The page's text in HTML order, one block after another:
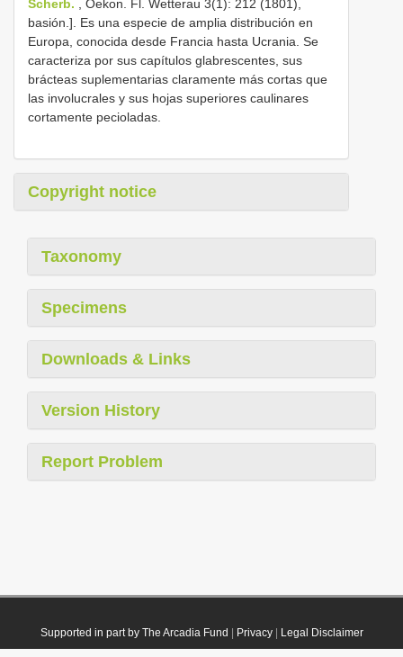
Scherb. , Oekon. Fl. Wetterau 3(1): 212 (1801),
basión.]. Es una especie de amplia distribución en
Europa, conocida desde Francia hasta Ucrania. Se
caracteriza por sus capítulos glabrescentes, sus
brácteas suplementarias claramente más cortas que
las involucrales y sus hojas superiores caulinares
cortamente pecioladas.
Copyright notice
Taxonomy
Specimens
Downloads & Links
Version History
Report Problem
Supported in part by The Arcadia Fund Privacy| Legal Disclaimer